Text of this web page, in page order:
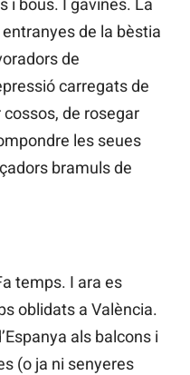
i bous. I gavines. La
de la bèstia
de
carregats de
de rosegar
les seues
bramuls de
temps. I ara es
oblidats a València.
als balcons i
(o ja ni senyeres